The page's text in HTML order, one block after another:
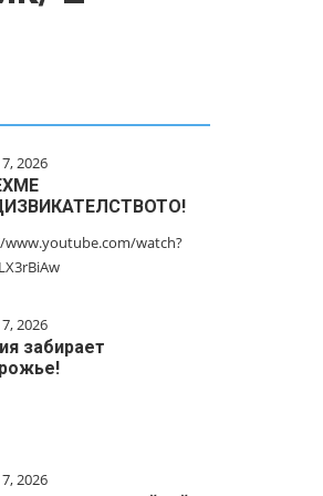
2026
watch?
2026
забирает
2026